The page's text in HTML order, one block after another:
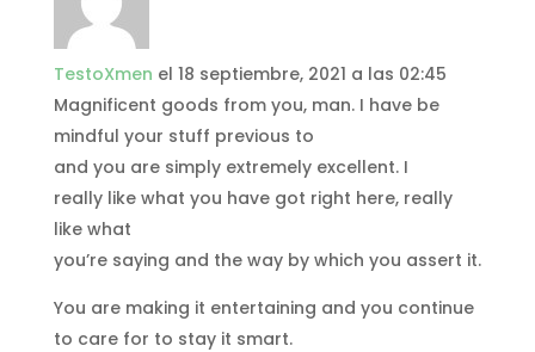
TestoXmen el 18 septiembre, 2021 a las 02:45
Magnificent goods from you, man. I have be
mindful your stuff previous to
and you are simply extremely excellent. I
really like what you have got right here, really
like what
you’re saying and the way by which you assert it.
You are making it entertaining and you continue
to care for to stay it smart.